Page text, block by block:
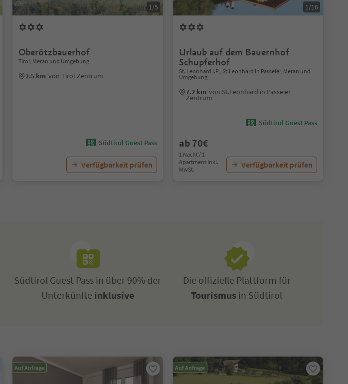
1/5
Oberötzbauerhof
Tirol, Meran und Umgebung
2.5 km von Tirol Zentrum
Südtirol Guest Pass
Verfügbarkeit prüfen
1/16
Urlaub auf dem Bauernhof
Schupferhof
St. Leonhard i.P., St.Leonhard in Passeier, Meran und
Umgebung
7.2 km von St.Leonhard in Passeier
Zentrum
Südtirol Guest Pass
ab 70€
1 Nacht / 1
Apartment Inkl.
MwSt.
Verfügbarkeit prüfen
Südtirol Guest Pass in über 90% der
Unterkünfte inklusive
Die offizielle Plattform für
Tourismus in Südtirol
Auf Anfrage Auf Anfrage